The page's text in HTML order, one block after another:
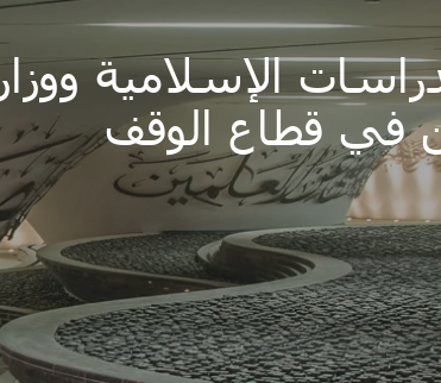
الإسلامية
في قطاع الوقف